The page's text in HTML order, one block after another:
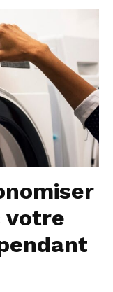
votre